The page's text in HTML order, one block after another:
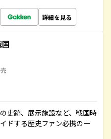
詳細を見る
史跡、展示施設など、戦国時
ドする歴史ファン必携の一